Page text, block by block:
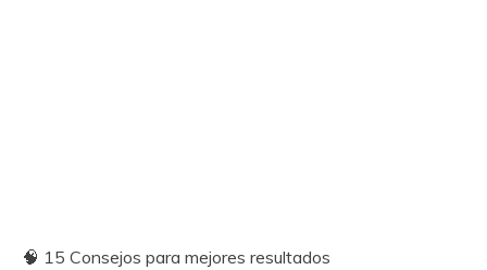
🧠 15 Consejos para mejores resultados